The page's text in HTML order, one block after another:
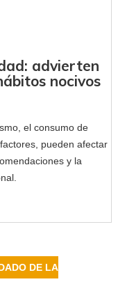
advierten
nocivos
el consumo de
pueden afectar
y la
DE LA